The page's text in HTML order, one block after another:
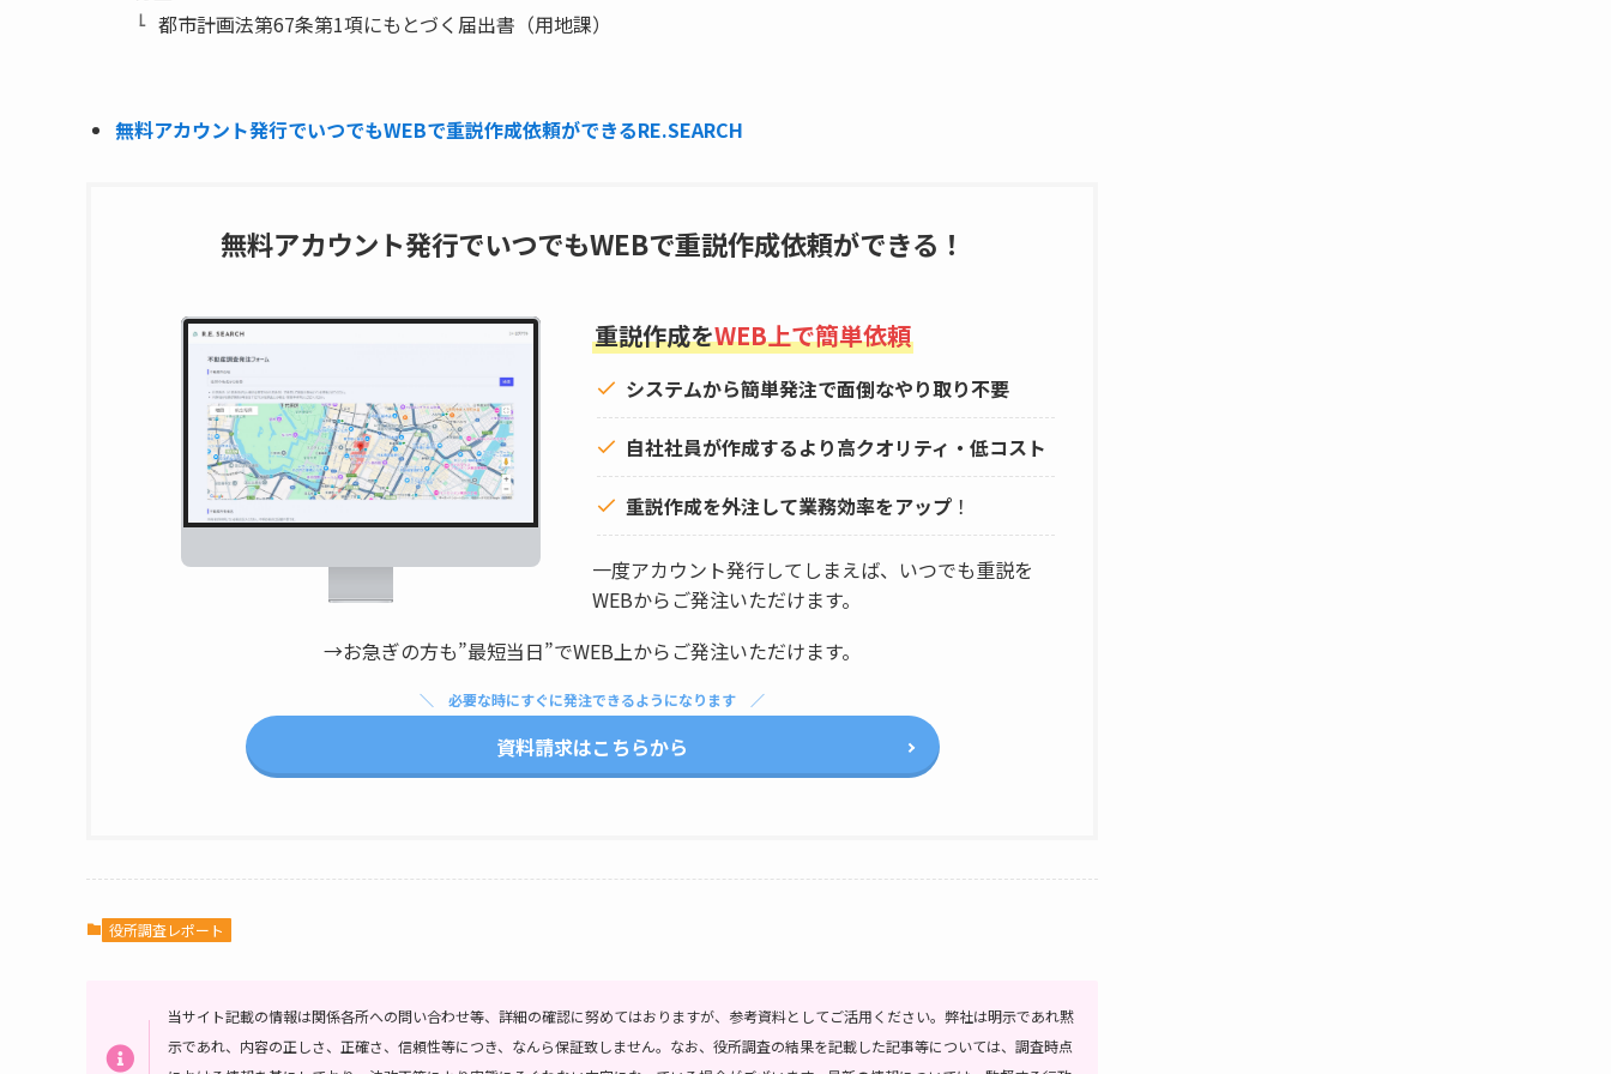
都市計画法第67条第1項にもとづく届出書（用地課）
無料アカウント発行でいつでもWEBで重説作成依頼ができるRE.SEARCH
無料アカウント発行でいつでもWEBで重説作成依頼ができる！
重説作成をWEB上で簡単依頼
システムから簡単発注で面倒なやり取り不要
自社社員が作成するより高クオリティ・低コスト
重説作成を外注して業務効率をアップ ！
一度アカウント発行してしまえば、いつでも重説を
WEBからご発注いただけます。
→お急ぎの方も”最短当日”でWEB上からご発注いただけます。
必要な時にすぐに発注できるようになります
資料請求はこちらから
役所調査レポート
当サイト記載の情報は関係各所への問い合わせ等、詳細の確認に努めてはおりますが、参考資料としてご活用ください。弊社は明示であれ黙
示であれ、内容の正しさ、正確さ、信頼性等につき、なんら保証致しません。なお、役所調査の結果を記載した記事等については、調査時点